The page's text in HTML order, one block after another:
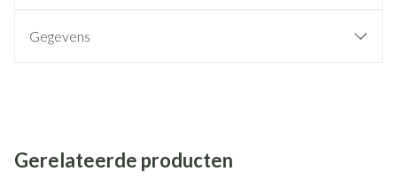
Gegevens
Gerelateerde producten